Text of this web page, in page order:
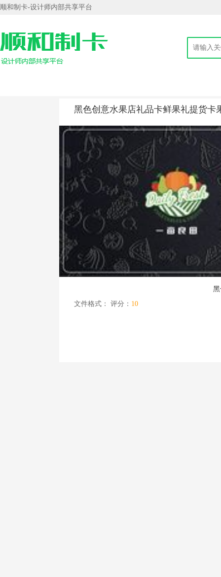
顺和制卡-设计师内部共享平台
黑色创意水果店礼品卡鲜果礼提货卡
文件格式：
评分： 10